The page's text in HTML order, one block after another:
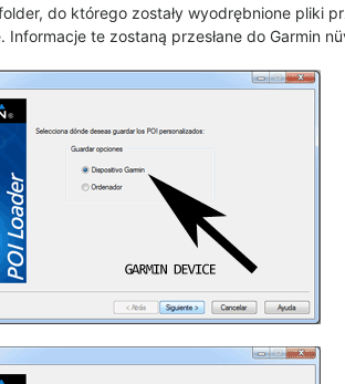
do którego zostały wyodrębnione pliki
Informacje te zostaną przesłane do Garmin